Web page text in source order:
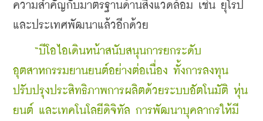
ความสำคัญกับมาตรฐานด้านสิ่งแวดล้อม เช่น ยุโรป
และประเทศพัฒนาแล้วอีกด้วย
“บีโอไอเดินหน้าสนับสนุนการยกระดับ
อุตสาหกรรมยานยนต์อย่างต่อเนื่อง ทั้งการลงทุน
ปรับปรุงประสิทธิภาพการผลิตด้วยระบบอัตโนมัติ หุ่น
ยนต์ และเทคโนโลยีดิจิทัล การพัฒนาบุคลากรให้มี